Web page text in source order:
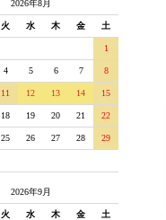
2026年8月
火 水 木 金 土
1
4 5 6 7 8
11 12 13 14 15
18 19 20 21 22
25 26 27 28 29
2026年9月
火 水 木 金 土